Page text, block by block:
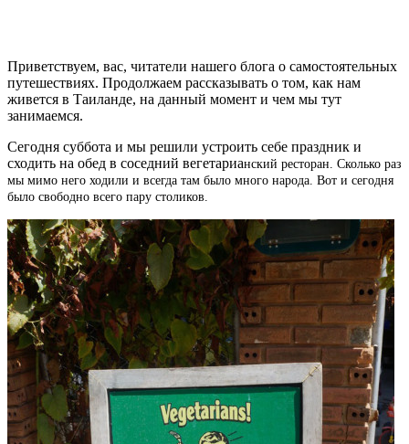
Приветствуем, вас, читатели нашего блога о самостоятельных
путешествиях. Продолжаем рассказывать о том, как нам
живется в Таиланде, на данный момент и чем мы тут
занимаемся.
Сегодня суббота и мы решили устроить себе праздник и
сходить на обед в соседний вегетарианский ресторан. Сколько раз
мы мимо него ходили и всегда там было много народа. Вот и сегодня
было свободно всего пару столиков.